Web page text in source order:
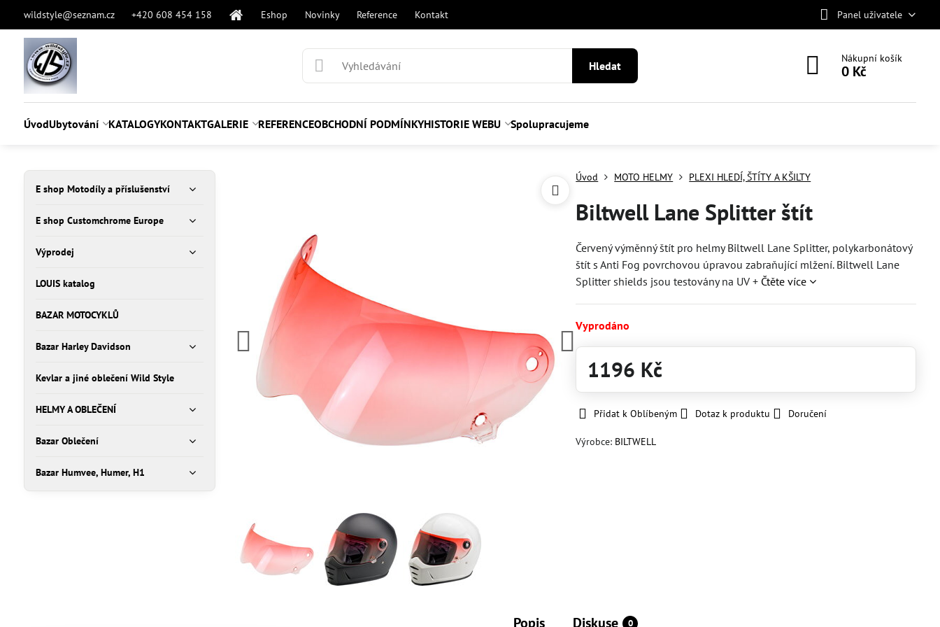
wildstyle@seznam.cz +420 608 454 158 Eshop Novinky Reference Kontakt Panel uživatele
Hledat
Nákupní košík
0 Kč
ÚvodUbytování KATALOGYKONTAKTGALERIE REFERENCEOBCHODNÍ PODMÍNKYHISTORIE WEBU Spolupracujeme
Úvod MOTO HELMY PLEXI HLEDÍ, ŠTÍTY A KŠILTY
Biltwell Lane Splitter štít
Červený výměnný štít pro helmy Biltwell Lane Splitter, polykarbonátový
štít s Anti Fog povrchovou úpravou zabraňující mlžení. Biltwell Lane
Splitter shields jsou testovány na UV + Čtěte více
Vyprodáno
1196 Kč
Přidat k Oblíbeným Dotaz k produktu Doručení
Výrobce: BILTWELL
Popis Diskuse 0
E shop Motodíly a příslušenství
E shop Customchrome Europe
Výprodej
LOUIS katalog
BAZAR MOTOCYKLŮ
Bazar Harley Davidson
Kevlar a jiné oblečení Wild Style
HELMY A OBLEČENÍ
Bazar Oblečení
Bazar Humvee, Humer, H1